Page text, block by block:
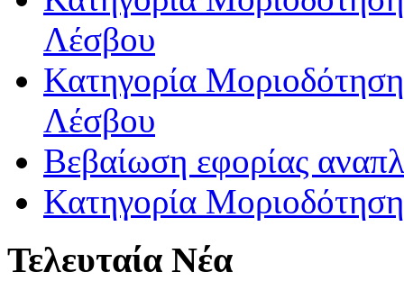
Λέσβου
Κατηγορία
Λέσβου
Βεβαίωση εφορίας
Κατηγορία
Τελευταία Νέα